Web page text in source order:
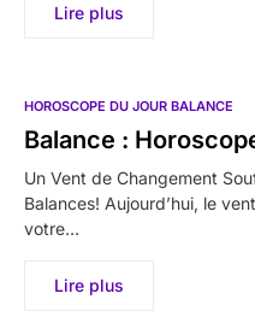
Lire plus
HOROSCOPE DU JOUR BALANCE
Balance :
Un Vent de Changement
Balances! Aujourd’hui, le
votre…
Lire plus